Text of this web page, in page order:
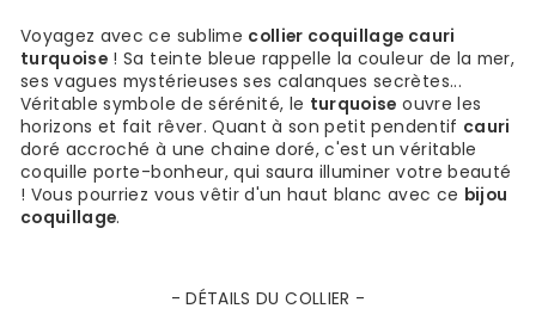
Voyagez avec ce sublime collier coquillage cauri
turquoise ! Sa teinte bleue rappelle la couleur de la mer,
ses vagues mystérieuses ses calanques secrètes...
Véritable symbole de sérénité, le turquoise ouvre les
horizons et fait rêver. Quant à son petit pendentif cauri
doré accroché à une chaine doré, c'est un véritable
coquille porte-bonheur, qui saura illuminer votre beauté
! Vous pourriez vous vêtir d'un haut blanc avec ce bijou
coquillage.
- DÉTAILS DU COLLIER -